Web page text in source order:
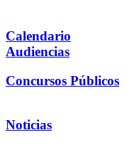
Calendario
Audiencias
Concursos Públicos
Noticias